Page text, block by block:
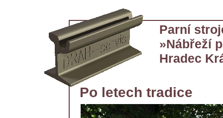
Parní
»Nábřeží
Hradec
Po letech tradice